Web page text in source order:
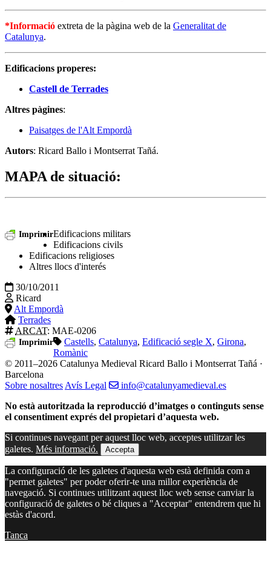
*Informació extreta de la pàgina web de la Generalitat de
Catalunya.
Edificacions properes:
Castell de Terrades
Altres pàgines:
Paisatges de l'Alt Empordà
Autors: Ricard Ballo i Montserrat Tañá.
MAPA de situació:
ImprimirEdificacions militars
Edificacions civils
Edificacions religioses
Altres llocs d'interés
30/10/2011
Ricard
Alt Empordà
Terrades
ARCAT: MAE-0206
Imprimir Castells, Catalunya, Edificació segle X, Girona,
Romànic
© 2011–2026 Catalunya Medieval Ricard Ballo i Montserrat Tañá ·
Barcelona
Sobre nosaltres Avís Legal
info@catalunyamedieval.es
No està autoritzada la reproducció d’imatges o continguts sense
el consentiment exprés del propietari d’aquesta web.
Si continues navegant per aquest lloc web, acceptes utilitzar les
galetes. Més informació. Accepta
La configuració de les galetes d'aquesta web està definida com a
"permet galetes" per poder oferir-te una millor experiència de
navegació. Si continues utilitzant aquest lloc web sense canviar la
configuració de galetes o bé cliques a "Acceptar" entendrem que hi
estàs d'acord.
Tanca